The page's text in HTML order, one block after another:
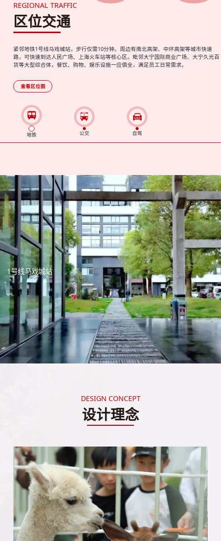
REGIONAL TRAFFIC
区位交通
紧邻地铁1号线马戏城站，步行仅需10分钟。周边有南北高架、中环高架等城市快速
路，可快速到达人民广场、上海火车站等核心区。毗邻大宁国际商业广场、大宁久光百
货等大型综合体，餐饮、购物、娱乐设施一应俱全，满足员工日常需求。
查看区位图
地铁 公交 自驾
1号线马戏城站
DESIGN CONCEPT
设计理念